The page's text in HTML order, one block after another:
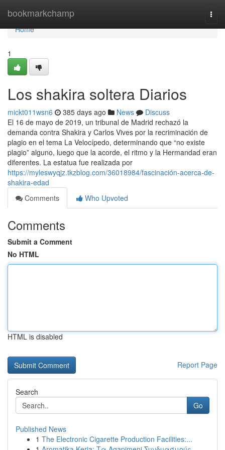
bookmarkchamp
Home
Home
1
Los shakira soltera Diarios
mickt011wsn6 385 days ago News
Discuss
El 16 de mayo de 2019, un tribunal de Madrid rechazó la
demanda contra Shakira y Carlos Vives por la recriminación de
plagio en el tema La Velocípedo, determinando que “no existe
plagio” alguno, luego que la acorde, el ritmo y la Hermandad eran
diferentes. La estatua fue realizada por
https://myleswyqjz.tkzblog.com/36018984/fascinación-acerca-de-
shakira-edad
Comments
Who Upvoted
Comments
Submit a Comment
No HTML
HTML is disabled
Report Page
Search
Go
Published News
1 The Electronic Cigarette Production Facilities:...